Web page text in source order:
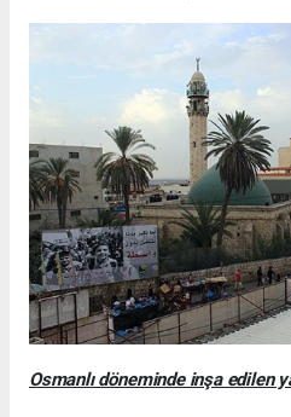
Osmanlı döneminde inşa edilen